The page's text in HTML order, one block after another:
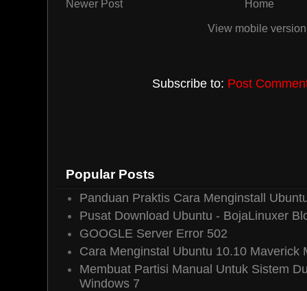
primer dengan primer atau logic
Isnain Birul Walidain
07
Reply
Boja Linuxer
07 November,
Isnain: Anda dapat
creator, tutorialnya dapat anda
Detected! *atau menggunakan
Newer Post Home
View mobile version
Subscribe to: Post
Popular Posts
Panduan Praktis Cara Menginstall
Pusat Download Ubuntu - BojaLinuxer
GOOGLE Server Error 502
Cara Menginstal Ubuntu 10.10 Maverick
Membuat Partisi Manual Untuk Sistem
Windows 7